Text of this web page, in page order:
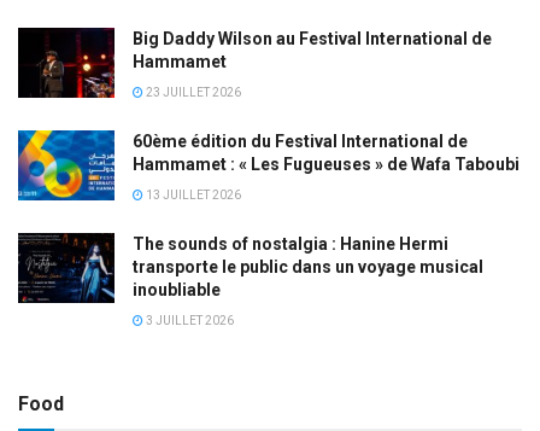
Big Daddy Wilson au Festival International de
Hammamet
23 JUILLET 2026
60ème édition du Festival International de
Hammamet : « Les Fugueuses » de Wafa Taboubi
13 JUILLET 2026
The sounds of nostalgia : Hanine Hermi
transporte le public dans un voyage musical
inoubliable
3 JUILLET 2026
Food